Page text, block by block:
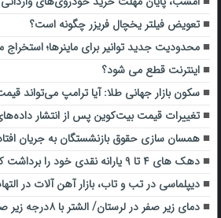
تعویض فیلتر یخچال فریزر چگونه است؟
محدودیت جدید توانیر برای ماینرها؛
اینترنت قطع می شود؟
سکون بازار جهانی طلا: آیا ترامپ می‌تواند
تغییرات قیمت بیت‌کوین پس از انتشار
همسان سازی حقوق بازنشستگان به جریان افتاد
دهک های ۴ تا ۹ یارانه نقدی خود را برداشت کنند
دیپلماسی در تب‌ و تاب، بازار آهن‌ آلات در
دمای زیر صفر در لرستان/ الشتر با ۸درجه زیر صفر سردترین